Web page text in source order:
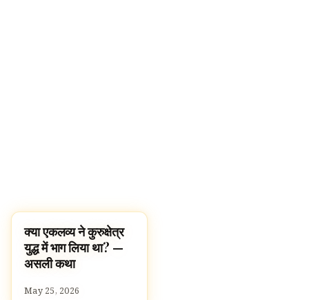
STORIES
क्या एकलव्य ने कुरुक्षेत्र
युद्ध में भाग लिया था? —
असली कथा
May 25, 2026